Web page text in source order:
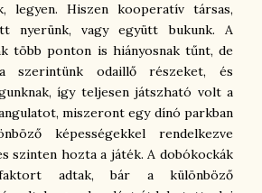
legyen. Hiszen kooperatív társas,
nyerünk, vagy együtt bukunk. A
több ponton is hiányosnak tűnt, de
szerintünk odaillő részeket, és
így teljesen játszható volt a
miszeront egy dínó parkban
képességekkel rendelkezve
szinten hozta a játék. A dobókockák
adtak, bár a különböző